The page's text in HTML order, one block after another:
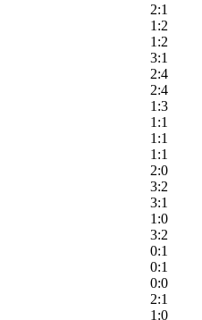
2:1
1:2
1:2
3:1
2:4
2:4
1:3
1:1
1:1
1:1
2:0
3:2
3:1
1:0
3:2
0:1
0:1
0:0
2:1
1:0